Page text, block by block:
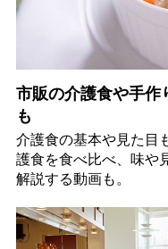
市販の介護食や手作
も
介護食の基本や見た目
護食を食べ比べ、味や
解説する動画も。